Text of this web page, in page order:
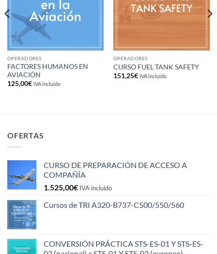
OPERADORES
FACTORES HUMANOS EN
AVIACIÓN
125,00€ IVA incluido
OPERADORES
CURSO FUEL TANK SAFETY
151,25€ IVA incluido
OFERTAS
CURSO DE PREPARACIÓN DE ACCESO A
COMPAÑÍA
1.525,00€ IVA incluido
Cursos de TRI A320-B737-C500/550/560
CONVERSIÓN PRÁCTICA STS-ES-01 Y STS-ES-